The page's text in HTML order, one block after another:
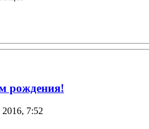
рождения!
7:52